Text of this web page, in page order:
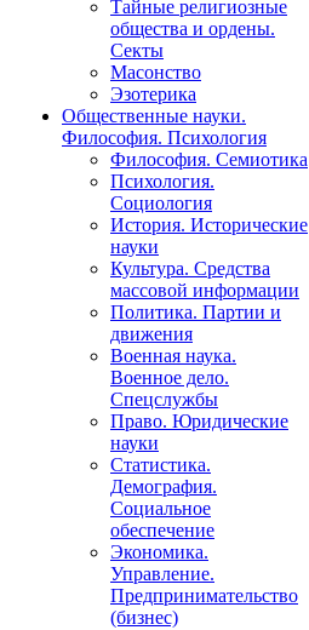
Тайные религиозные
общества и ордены.
Секты
Масонство
Эзотерика
Общественные науки.
Философия. Психология
Философия. Семиотика
Психология.
Социология
История. Исторические
науки
Культура. Средства
массовой информации
Политика. Партии и
движения
Военная наука.
Военное дело.
Спецслужбы
Право. Юридические
науки
Статистика.
Демография.
Социальное
обеспечение
Экономика.
Управление.
Предпринимательство
(бизнес)